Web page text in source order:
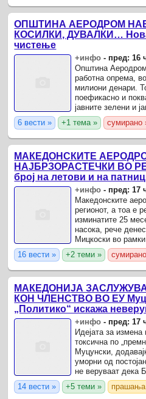
ОПШТИНА АЕРОДРОМ
КОСИЛКИ, ДУВАЛКИ…
чистење
+инфо - пред: 16
Општина
работна опрема,
милиони денари.
поефикасно и
јавните зелени и
ЕДНОСМЕНСКА
МАКЕДОНСКИ“
МАЛОЛЕТНИЦИ
6 вести » +1 тема » сумирано
МАКЕДОНСКИТЕ
НАЈБРЗОРАСТЕЧКИ ВО
број на летови и на
Светска банка+инфо - пред: 17
Македонските
регионот, а тоа е
изминатите 25
насока, рече
Мицкоски во
Договорот за
преку
16 вести » +2 теми »
МАКЕДОНИЈА
КОН ЧЛЕНСТВО ВО ЕУ
„Политико“ искажа
нема да побара нешто
+инфо - пред: 17
Идејата за измена
токсична по
Муцунски,
уморни од
не веруваат дека
побара нешто
14 вести » +5 теми »